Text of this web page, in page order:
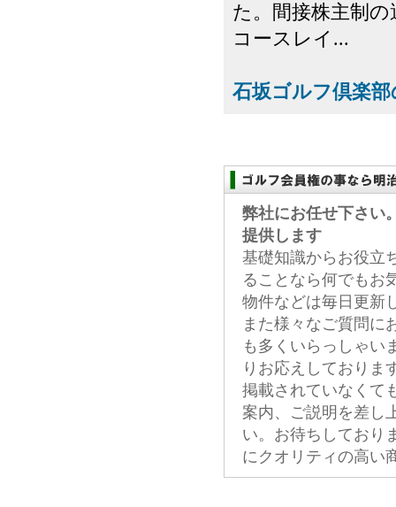
た。間接株主制
コースレイ...
石坂ゴルフ倶楽
弊社にお任せ下さい
提供します
基礎知識からお役立
ることなら何でもお
物件などは毎日更新
また様々なご質問に
も多くいらっしゃい
りお応えしておりま
掲載されていなくて
案内、ご説明を差し
い。お待ちしており
にクオリティの高い